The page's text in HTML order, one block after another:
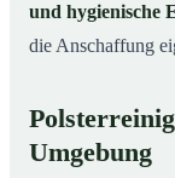
und hygienische
die Anschaffung
Umgebung